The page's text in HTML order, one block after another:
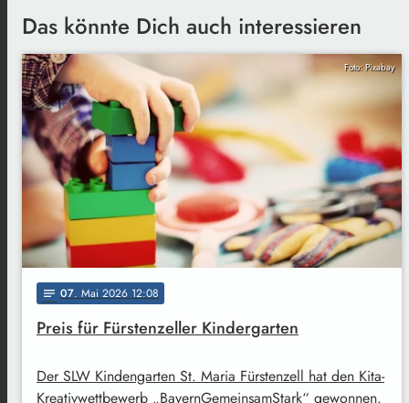
Das könnte Dich auch interessieren
Foto: Pixabay
notes 07. Mai 2026 12:08
Preis für Fürstenzeller Kindergarten
Der SLW Kindengarten St. Maria Fürstenzell hat den Kita-
Kreativwettbewerb „BayernGemeinsamStark“ gewonnen.